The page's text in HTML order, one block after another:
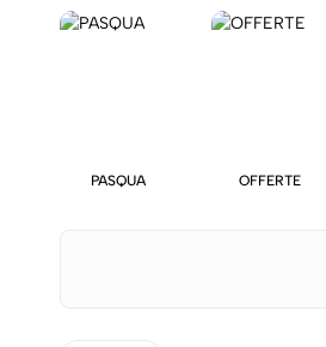
PASQUA OFFERTE